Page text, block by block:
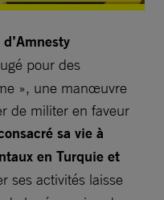
pour des
», une manœuvre
de militer en faveur
sa vie à
en Turquie et
ses activités laisse